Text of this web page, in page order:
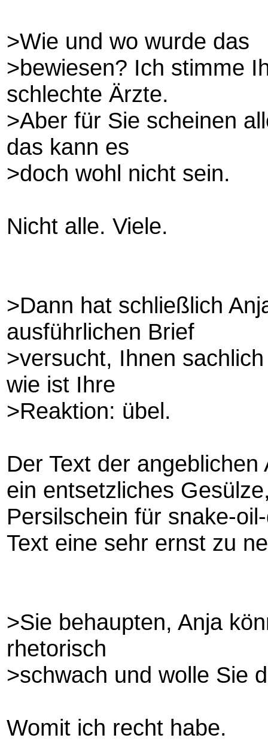
>Wie und wo wurde das
>bewiesen? Ich stimme
schlechte Ärzte.
>Aber für Sie scheinen
das kann es
>doch wohl nicht sein.
Nicht alle. Viele.
>Dann hat schließlich
ausführlichen Brief
>versucht, Ihnen
wie ist Ihre
>Reaktion: übel.
Der Text der
ein entsetzliches
Persilschein für snake-
Text eine sehr ernst zu
>Sie behaupten, Anja
rhetorisch
>schwach und wolle Sie
Womit ich recht habe.